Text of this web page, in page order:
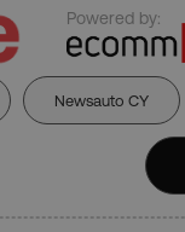
Powered by:
Newsauto CY